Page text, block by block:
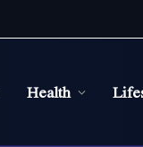
Health